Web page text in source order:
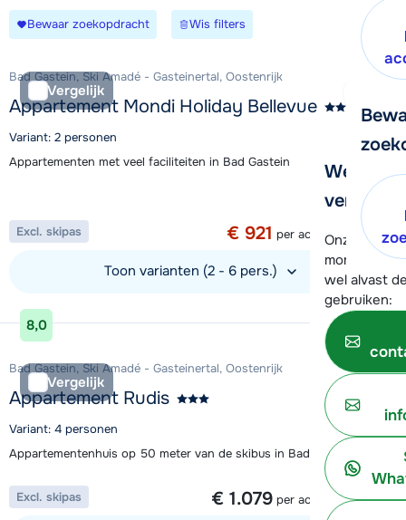
We
verder!
Onze
moment
wel alvast
gebruiken:
Bewaar zoekopdracht Wis filters
Vergelijk
Bad Gastein, Ski Amadé - Gasteinertal, Oostenrijk
Appartement Mondi Holiday Bellevue
Variant: 2 personen
Appartementen met veel faciliteiten in Bad Gastein
Aanbieding
1 week vanaf
€ 921 per accommodatie
Excl. skipas
Toon varianten (2 - 6 pers.)
Bekijk accommodatie
8,0
Vergelijk
Bad Gastein, Ski Amadé - Gasteinertal, Oostenrijk
Appartement Rudis
Variant: 4 personen
Appartementenhuis op 50 meter van de skibus in Bad Gastein
1 week vanaf
€ 1.079 per accommodatie
Excl. skipas